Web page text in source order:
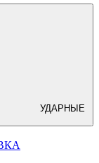
УДАРНЫЕ